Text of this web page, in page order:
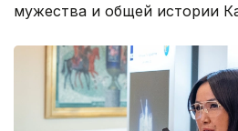
мужества и общей истории